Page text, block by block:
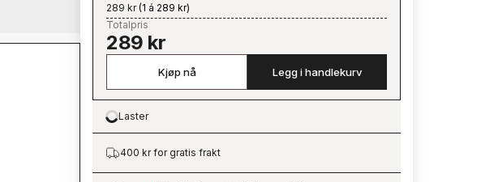
289 kr(1 á 289 kr)
Totalpris
289 kr
Kjøp nå Legg i handlekurv
Loading…
Laster
400 kr for gratis frakt